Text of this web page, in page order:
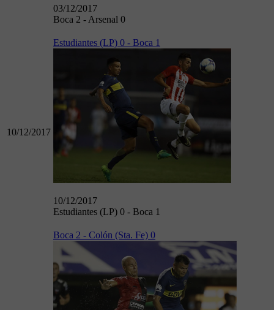
03/12/2017
Boca 2 - Arsenal 0
10/12/2017
Estudiantes (LP) 0 - Boca 1
10/12/2017
Estudiantes (LP) 0 - Boca 1
Boca 2 - Colón (Sta. Fe) 0